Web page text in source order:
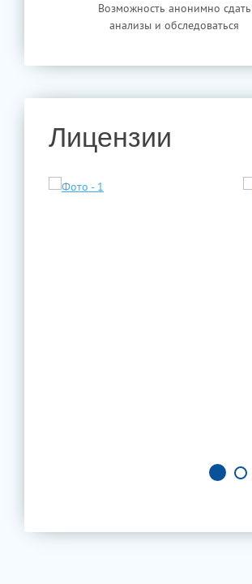
Возможность анонимно сдать
анализы и обследоваться
Лицензии